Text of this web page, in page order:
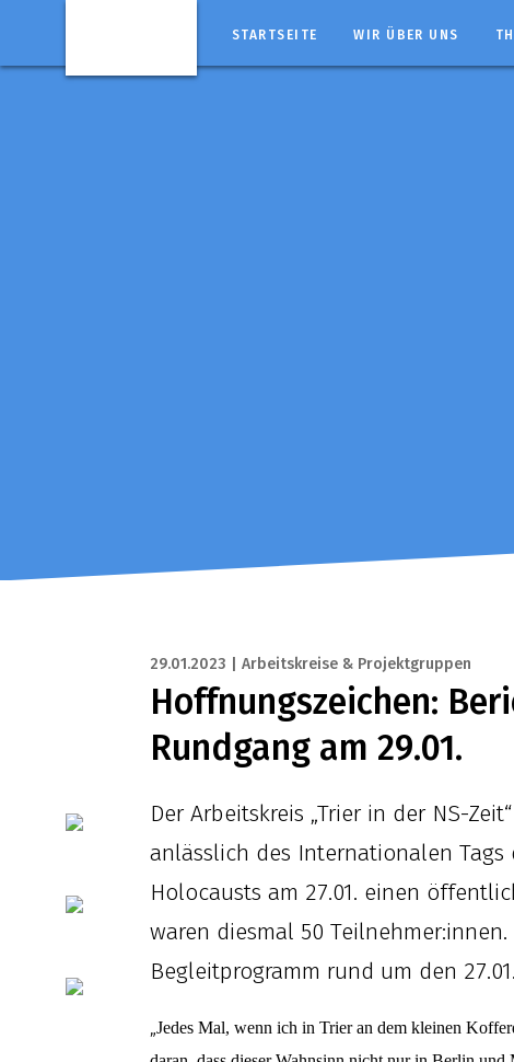
STARTSEITE WIR ÜBER UNS
29.01.2023 | Arbeitskreise & Projektgruppen
Hoffnungszeichen:
Rundgang am 29.01.
Der Arbeitskreis „Trier in der NS-
anlässlich des Internationalen Tags
Holocausts am 27.01. einen
waren diesmal 50
Begleitprogramm rund um den 27.01.
„Jedes Mal, wenn ich in Trier an dem kleinen